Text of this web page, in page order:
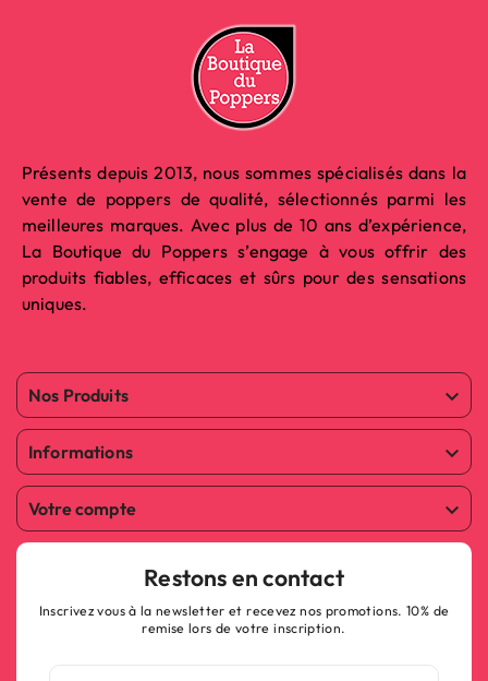
Présents depuis 2013, nous sommes spécialisés dans la
vente de poppers de qualité, sélectionnés parmi les
meilleures marques. Avec plus de 10 ans d’expérience,
La Boutique du Poppers s’engage à vous offrir des
produits fiables, efficaces et sûrs pour des sensations
uniques.
Nos Produits 
Informations 
Votre compte 
Restons en contact
Inscrivez vous à la newsletter et recevez nos promotions. 10% de
remise lors de votre inscription.